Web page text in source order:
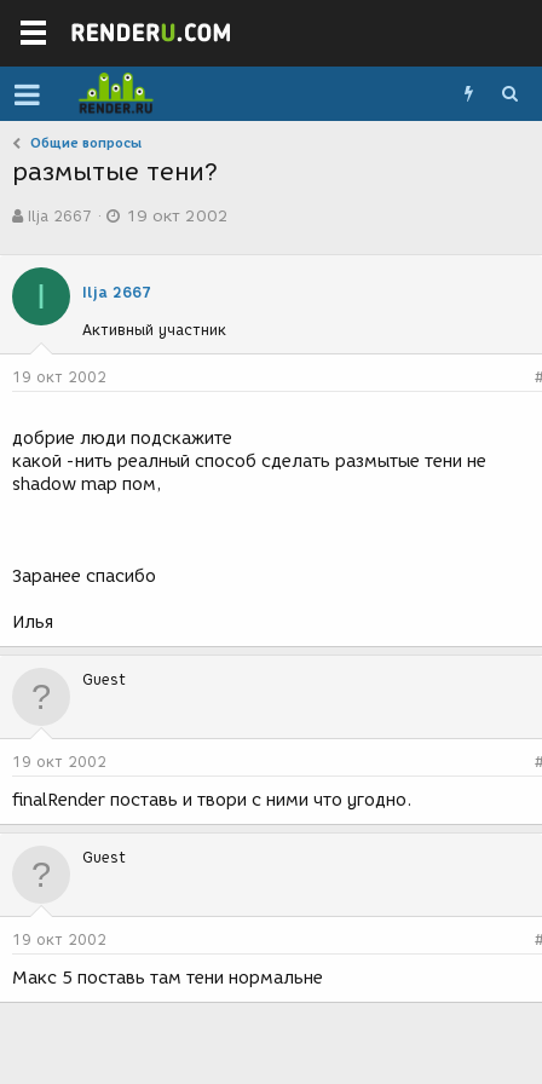
Общие вопросы
размытые тени?
в
о
е
м
ы
Ilja 2667
а
с
з
д
я
19 окт 2002
I Ilja 2667
Активный участник
19 окт 2002
добрие люди подскажите
какой -нить реалный способ сделать размытые тени не
shadow map пом,
Заранее спасибо
Илья
Guest
19 окт 2002
finalRender поставь и твори с ними что угодно.
Guest
19 окт 2002
Макс 5 поставь там тени нормальне